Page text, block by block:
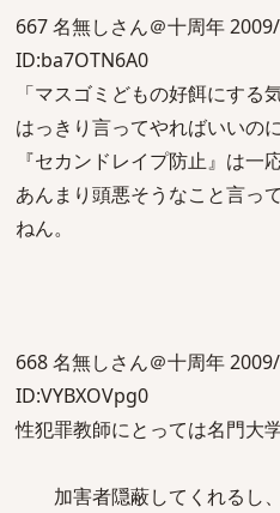
667 名無しさん＠十周年
ID:ba7OTN6A0
「マスゴミどもの好餌にする
はっきり言ってやればいいのに
『セカンドレイプ防止』は一
あんまり頭悪そうなこと言っ
ねん。
668 名無しさん＠十周年
ID:VYBXOVpg0
性犯罪教師にとっては名門大
加害者隠蔽してくれるし